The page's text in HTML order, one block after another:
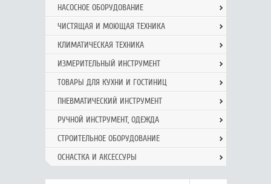
НАСОСНОЕ ОБОРУДОВАНИЕ
ЧИСТЯЩАЯ И МОЮЩАЯ ТЕХНИКА
КЛИМАТИЧЕСКАЯ ТЕХНИКА
ИЗМЕРИТЕЛЬНЫЙ ИНСТРУМЕНТ
ТОВАРЫ ДЛЯ КУХНИ И ГОСТИНИЦ
ПНЕВМАТИЧЕСКИЙ ИНСТРУМЕНТ
РУЧНОЙ ИНCТРУМЕНТ, ОДЕЖДА
СТРОИТЕЛЬНОЕ ОБОРУДОВАНИЕ
ОСНАСТКА И АКСЕССУРЫ